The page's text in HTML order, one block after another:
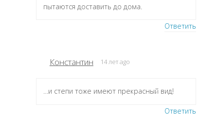
пытаются доставить до дома.
Ответить
Константин 14 лет ago
…и степи тоже имеют прекрасный вид!
Ответить